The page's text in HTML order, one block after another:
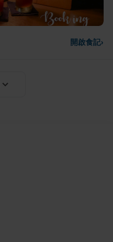
開啟食記›